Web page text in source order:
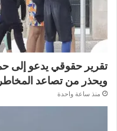
تقرير حقوقي يدعو إلى
ويحذر من تصاعد
منذ ساعة واحدة